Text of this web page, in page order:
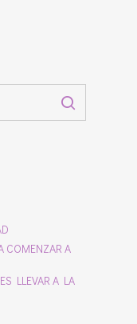
COMENZAR A
LLEVAR A LA